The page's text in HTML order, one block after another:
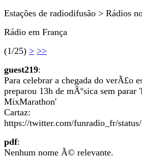
Estações de radiodifusão > Rádios
Rádio em França
(1/25) > >>
guest219:
Para celebrar a chegada do verÃ£o
preparou 13h de mÃºsica sem parar
MixMarathon'
Cartaz:
https://twitter.com/funradio_fr/
pdf:
Nenhum nome Ã© relevante.